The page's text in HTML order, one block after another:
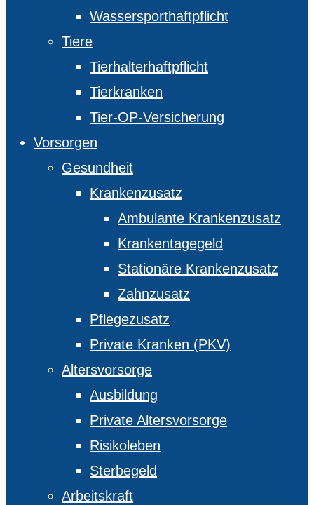
Wassersporthaftpflicht
Tiere
Tierhalterhaftpflicht
Tierkranken
Tier-OP-Versicherung
Vorsorgen
Gesundheit
Krankenzusatz
Ambulante Krankenzusatz
Krankentagegeld
Stationäre Krankenzusatz
Zahnzusatz
Pflegezusatz
Private Kranken (PKV)
Altersvorsorge
Ausbildung
Private Altersvorsorge
Risikoleben
Sterbegeld
Arbeitskraft